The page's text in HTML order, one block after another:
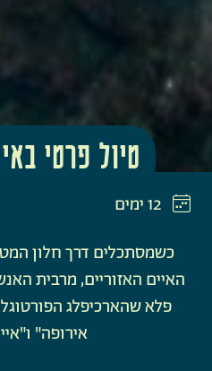
טיול פרטי
כשמסתכלים דרך חלון
האיים האזוריים, מרבית
פלא שהארכיפלג
אירופה"